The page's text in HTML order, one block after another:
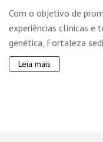
Com o objetivo de
experiências clínicas e
genética, Fortaleza
Leia mais